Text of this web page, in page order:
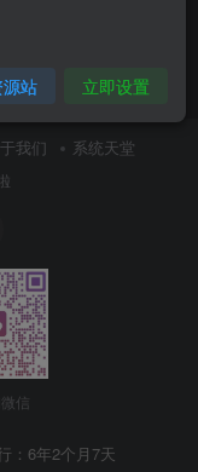
我们 系统天堂
信
： 6年2个月7天
站 立即设置